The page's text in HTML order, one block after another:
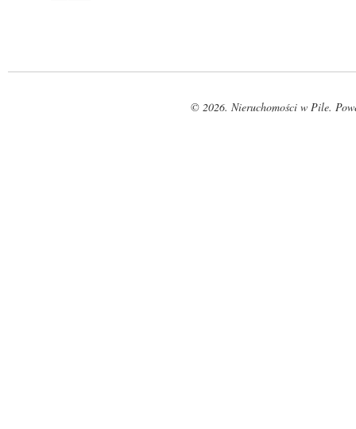
© 2026. Nieruchomości w Pile.